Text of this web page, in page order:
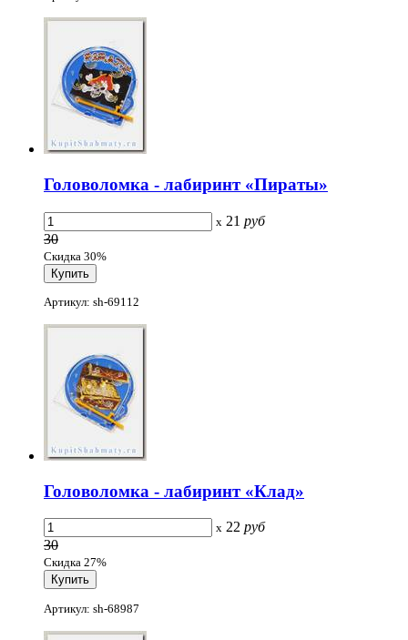
Головоломка - лабиринт «Пираты»
x 21 руб
30
Скидка 30%
Артикул: sh-69112
Головоломка - лабиринт «Клад»
x 22 руб
30
Скидка 27%
Артикул: sh-68987